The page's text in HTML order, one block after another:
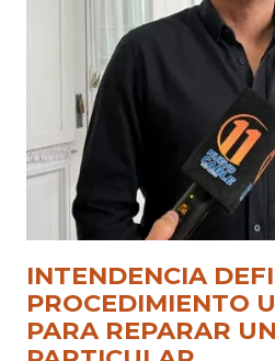
INTENDENCIA
PROCEDIMIENTO
PARA REPARAR